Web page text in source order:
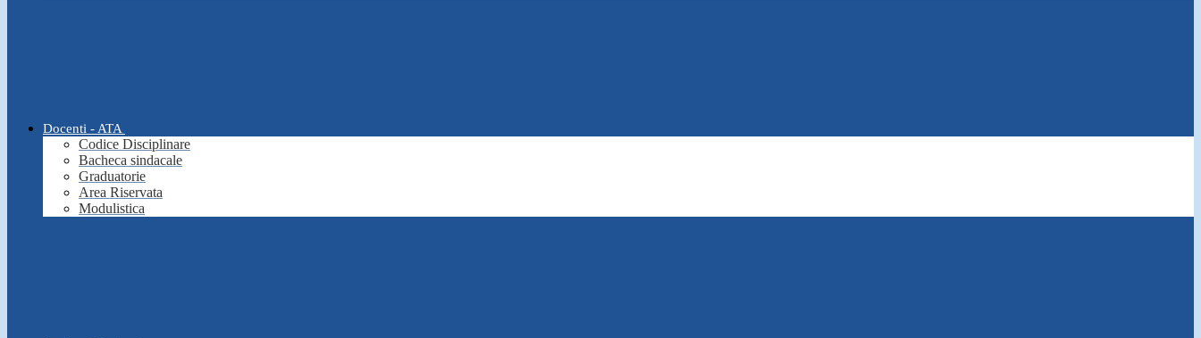
Docenti - ATA
Codice Disciplinare
Bacheca sindacale
Graduatorie
Area Riservata
Modulistica